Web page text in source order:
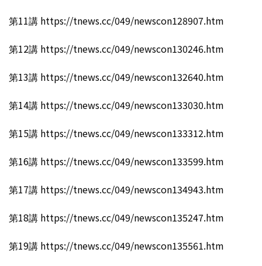
第11講 https://tnews.cc/049/newscon128907.htm
第12講 https://tnews.cc/049/newscon130246.htm
第13講 https://tnews.cc/049/newscon132640.htm
第14講 https://tnews.cc/049/newscon133030.htm
第15講 https://tnews.cc/049/newscon133312.htm
第16講 https://tnews.cc/049/newscon133599.htm
第17講 https://tnews.cc/049/newscon134943.htm
第18講 https://tnews.cc/049/newscon135247.htm
第19講 https://tnews.cc/049/newscon135561.htm